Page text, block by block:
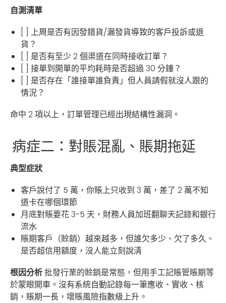
自測清單
[ ] 上周是否有因發錯貨/漏發貨導致的客戶投訴或退
貨？
[ ] 是否有至少 2 個渠道在同時接收訂單？
[ ] 接單到開單的平均耗時是否超過 30 分鐘？
[ ] 是否存在「誰接單誰負責」但人員請假就沒人跟的
情況？
命中 2 項以上，訂單管理已經出現結構性漏洞。
病症二：對賬混亂、賬期拖延
典型症狀
客戶說付了 5 萬，你賬上只收到 3 萬，差了 2 萬不知
道卡在哪個環節
月底對賬要花 3-5 天，財務人員加班翻聊天記錄和銀行
流水
賬期客戶（賒銷）越來越多，但誰欠多少、欠了多久、
是否超信用額度，沒人能立刻說清
根因分析批發行業的賒銷是常態，但用手工記賬管賬期等
於蒙眼開車。沒有系統自動記錄每一筆應收、實收、核
銷，賬期一長，壞賬風險指數級上升。